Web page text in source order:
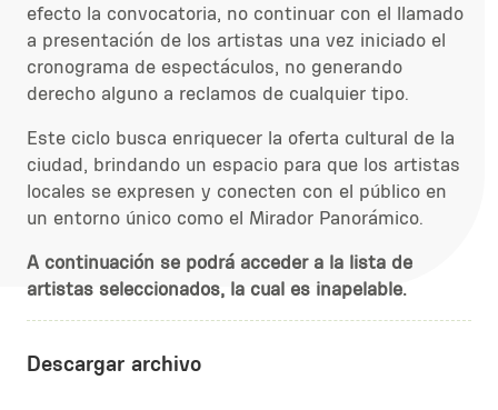
efecto la convocatoria, no continuar con el llamado
a presentación de los artistas una vez iniciado el
cronograma de espectáculos, no generando
derecho alguno a reclamos de cualquier tipo.
Este ciclo busca enriquecer la oferta cultural de la
ciudad, brindando un espacio para que los artistas
locales se expresen y conecten con el público en
un entorno único como el Mirador Panorámico.
A continuación se podrá acceder a la lista de
artistas seleccionados, la cual es inapelable.
Descargar archivo